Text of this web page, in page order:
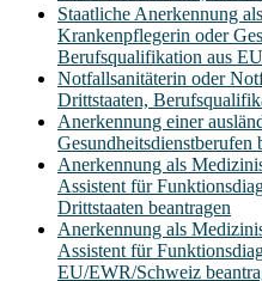
Staatliche Anerkennung
Krankenpflegerin oder
Berufsqualifikation aus
Notfallsanitäterin oder
Drittstaaten,
Anerkennung einer
Gesundheitsdienstberufen
Anerkennung als
Assistent für
Drittstaaten beantragen
Anerkennung als
Assistent für
EU/EWR/Schweiz